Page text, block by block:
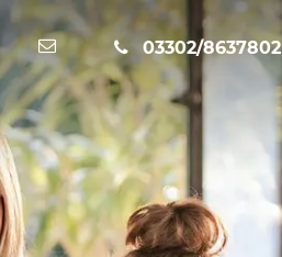
Nachricht schreiben
03302/8637802